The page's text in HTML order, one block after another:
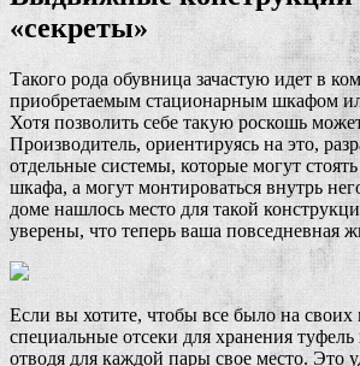
«секреты»
Такого рода обувница зачастую идет в
приобретаемым стационарным шкафом
Хотя позволить себе такую роскошь
Производитель, ориентируясь на это,
отдельные системы, которые могут
шкафа, а могут монтироваться внутрь
доме нашлось место для такой
уверены, что теперь ваша повседневная
Если вы хотите, чтобы все было на своих
специальные отсеки для хранения
отводя для каждой пары свое место. Это